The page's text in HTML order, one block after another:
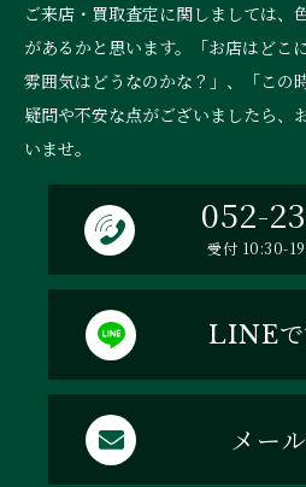
ご来店・買取査定に関しましては、
があるかと思います。「お店はどこ
雰囲気はどうなのかな？」、「この
疑問や不安な点がございましたら、
いませ。
052-
受付 10:30-
LINE
メー